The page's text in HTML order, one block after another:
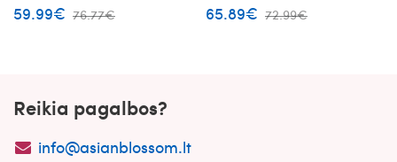
59.99€ 76.77€ 65.89€ 72.99€
Reikia pagalbos?
info@asianblossom.lt